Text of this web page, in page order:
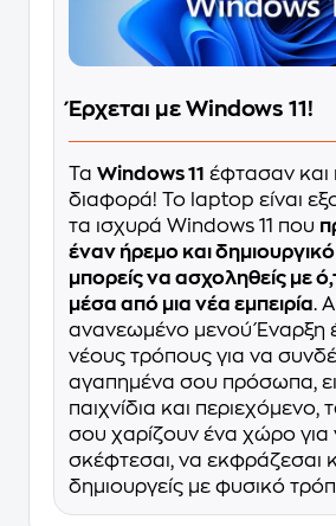
Έρχεται με Windows 11!
Τα Windows 11 έφτασαν και
διαφορά! Το laptop είναι
τα ισχυρά Windows 11 που
έναν ήρεμο και
μπορείς να ασχοληθείς με
μέσα από μια νέα εμπειρία.
ανανεωμένο μενού Έναρξη
νέους τρόπους για να
αγαπημένα σου πρόσωπα,
παιχνίδια και περιεχόμενο,
σου χαρίζουν ένα χώρο για
σκέφτεσαι, να εκφράζεσαι
δημιουργείς με φυσικό